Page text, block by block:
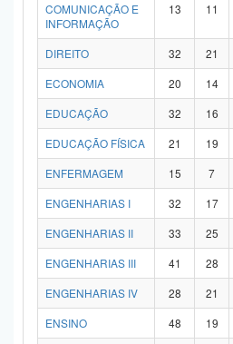
COMUNICAÇÃO E
INFORMAÇÃO
13 11
DIREITO 32 21
ECONOMIA
20 14
EDUCAÇÃO
32 16
EDUCAÇÃO FÍSICA
21 19
ENFERMAGEM
15 7
ENGENHARIAS I
32 17
ENGENHARIAS II
33 25
ENGENHARIAS III
41 28
ENGENHARIAS IV
28 21
ENSINO
48 19